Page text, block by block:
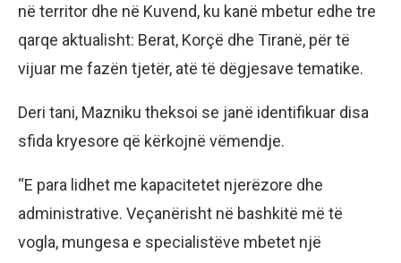
në territor dhe në Kuvend, ku kanë mbetur edhe tre
qarqe aktualisht: Berat, Korçë dhe Tiranë, për të
vijuar me fazën tjetër, atë të dëgjesave tematike.
Deri tani, Mazniku theksoi se janë identifikuar disa
sfida kryesore që kërkojnë vëmendje.
“E para lidhet me kapacitetet njerëzore dhe
administrative. Veçanërisht në bashkitë më të
vogla, mungesa e specialistëve mbetet një